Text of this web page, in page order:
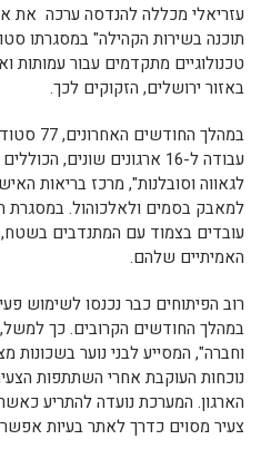
עזריאלי מכללה להנדסה ערכה את
תוכנה בשירות הקהילה" במסגרתו
טכנולוגיים מתקדמים עבור עמותות
באזור ירושלים, הזקוקים לכך.
במהלך
עבודה ל-16 ארגונים שונים,
לגאווה וסובלנות", מרכז בריאות
למאבק בסמים ולאלכוהול. במסגרת
עובדים בצמוד עם המתנדבים
האמיתיים שלהם.
רוב הפיתוחים כבר נכנסו לשימוש
במהלך החודשים הקרובים. כך למשל,
וחברה", המסייע לבני נוער
נוכחות העוקבת אחרי השתתפות
הארגון. המערכת נועדה להתריע
צעיר מסוים כדרך לאתר בעיות